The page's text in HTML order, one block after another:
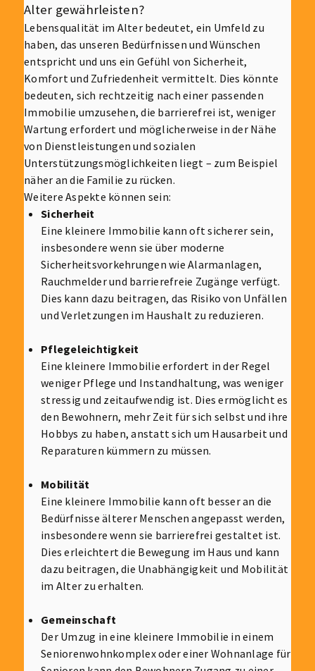
Alter gewährleisten?
Lebensqualität im Alter bedeutet, ein Umfeld zu
haben, das unseren Bedürfnissen und Wünschen
entspricht und uns ein Gefühl von Sicherheit,
Komfort und Zufriedenheit vermittelt. Dies könnte
bedeuten, sich rechtzeitig nach einer passenden
Immobilie umzusehen, die barrierefrei ist, weniger
Wartung erfordert und möglicherweise in der Nähe
von Dienstleistungen und sozialen
Unterstützungsmöglichkeiten liegt – zum Beispiel
näher an die Familie zu rücken.
Weitere Aspekte können sein:
Sicherheit
Eine kleinere Immobilie kann oft sicherer sein,
insbesondere wenn sie über moderne
Sicherheitsvorkehrungen wie Alarmanlagen,
Rauchmelder und barrierefreie Zugänge verfügt.
Dies kann dazu beitragen, das Risiko von Unfällen
und Verletzungen im Haushalt zu reduzieren.
Pflegeleichtigkeit
Eine kleinere Immobilie erfordert in der Regel
weniger Pflege und Instandhaltung, was weniger
stressig und zeitaufwendig ist. Dies ermöglicht es
den Bewohnern, mehr Zeit für sich selbst und ihre
Hobbys zu haben, anstatt sich um Hausarbeit und
Reparaturen kümmern zu müssen.
Mobilität
Eine kleinere Immobilie kann oft besser an die
Bedürfnisse älterer Menschen angepasst werden,
insbesondere wenn sie barrierefrei gestaltet ist.
Dies erleichtert die Bewegung im Haus und kann
dazu beitragen, die Unabhängigkeit und Mobilität
im Alter zu erhalten.
Gemeinschaft
Der Umzug in eine kleinere Immobilie in einem
Seniorenwohnkomplex oder einer Wohnanlage für